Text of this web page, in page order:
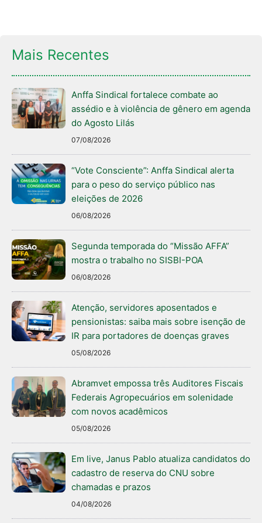
Mais Recentes
Anffa Sindical fortalece combate ao
assédio e à violência de gênero em agenda
do Agosto Lilás
07/08/2026
“Vote Consciente”: Anffa Sindical alerta
para o peso do serviço público nas
eleições de 2026
06/08/2026
Segunda temporada do “Missão AFFA”
mostra o trabalho no SISBI-POA
06/08/2026
Atenção, servidores aposentados e
pensionistas: saiba mais sobre isenção de
IR para portadores de doenças graves
05/08/2026
Abramvet empossa três Auditores Fiscais
Federais Agropecuários em solenidade
com novos acadêmicos
05/08/2026
Em live, Janus Pablo atualiza candidatos do
cadastro de reserva do CNU sobre
chamadas e prazos
04/08/2026